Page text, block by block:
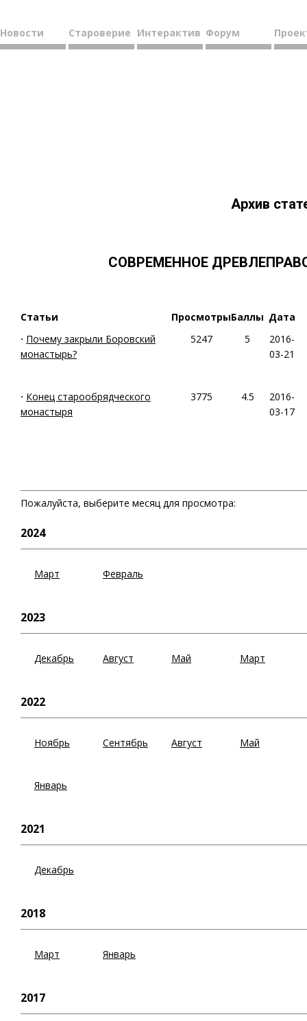
Новости Староверие Интерактив Форум
Архив
СОВРЕМЕННОЕ
Статьи ПросмотрыБаллы Дата
· Почему закрыли Боровский
монастырь?
5247 5
2016-
03-21
· Конец старообрядческого
монастыря
3775 4.5
2016-
03-17
Пожалуйста, выберите месяц для просмотра:
2024
Март Февраль
2023
Декабрь Август Май Март
2022
Ноябрь Сентябрь Август Май
Январь
2021
Декабрь
2018
Март Январь
2017